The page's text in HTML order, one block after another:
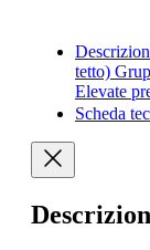
tetto)
Elevate
Scheda